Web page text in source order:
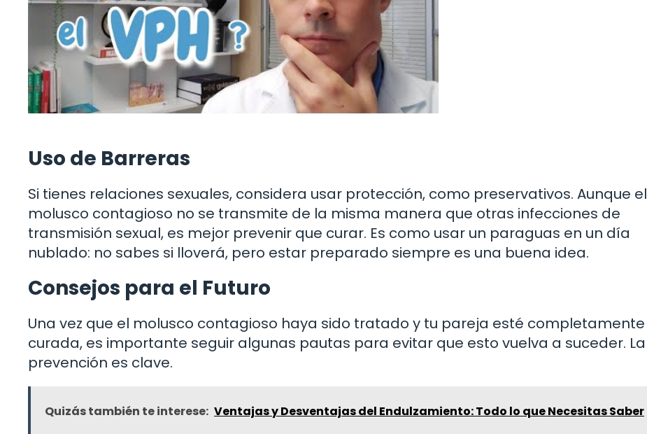
Uso de Barreras
Si tienes relaciones sexuales, considera usar protección, como preservativos. Aunque el
molusco contagioso no se transmite de la misma manera que otras infecciones de
transmisión sexual, es mejor prevenir que curar. Es como usar un paraguas en un día
nublado: no sabes si lloverá, pero estar preparado siempre es una buena idea.
Consejos para el Futuro
Una vez que el molusco contagioso haya sido tratado y tu pareja esté completamente
curada, es importante seguir algunas pautas para evitar que esto vuelva a suceder. La
prevención es clave.
Quizás también te interese: Ventajas y Desventajas del Endulzamiento: Todo lo que Necesitas Saber